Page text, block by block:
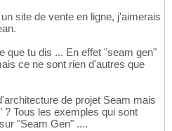
site de vente en ligne, j'aimerais
que tu dis ... En effet "seam gen"
ce ne sont rien d'autres que
de projet Seam mais
? Tous les exemples qui sont
"Seam Gen" ....